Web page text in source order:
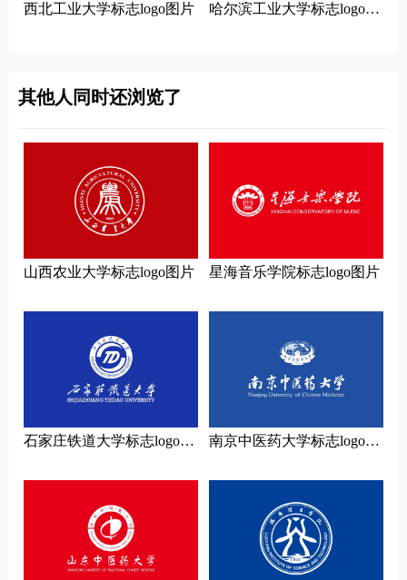
西北工业大学标志logo图片
哈尔滨工业大学标志logo图
其他人同时还浏览了
山西农业大学标志logo图片 星海音乐学院标志logo图片
石家庄铁道大学标志logo图
南京中医药大学标志logo图